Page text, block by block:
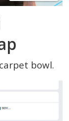
bowl.